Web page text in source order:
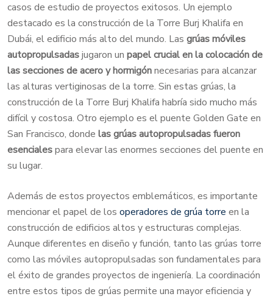
casos de estudio de proyectos exitosos. Un ejemplo
destacado es la construcción de la Torre Burj Khalifa en
Dubái, el edificio más alto del mundo. Las grúas móviles
autopropulsadasjugaron un papel crucial en la colocación de
las secciones de acero y hormigónnecesarias para alcanzar
las alturas vertiginosas de la torre. Sin estas grúas, la
construcción de la Torre Burj Khalifa habría sido mucho más
difícil y costosa. Otro ejemplo es el puente Golden Gate en
San Francisco, donde las grúas autopropulsadas fueron
esencialespara elevar las enormes secciones del puente en
su lugar.
Además de estos proyectos emblemáticos, es importante
mencionar el papel de los operadores de grúa torre en la
construcción de edificios altos y estructuras complejas.
Aunque diferentes en diseño y función, tanto las grúas torre
como las móviles autopropulsadas son fundamentales para
el éxito de grandes proyectos de ingeniería. La coordinación
entre estos tipos de grúas permite una mayor eficiencia y